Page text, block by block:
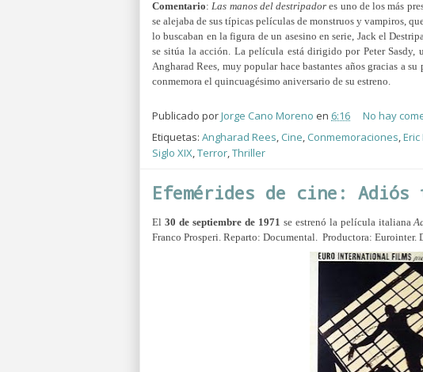
Comentario: Las manos del destripador es uno de los más
se alejaba de sus típicas películas de monstruos y vampiros,
lo buscaban en la figura de un asesino en serie, Jack el
se sitúa la acción. La película está dirigido por Peter
Angharad Rees, muy popular hace bastantes años gracias a
conmemora el quincuagésimo aniversario de su estreno.
Publicado porJorge Cano Moreno en 6:16
No hay
Etiquetas: Angharad Rees, Cine, Conmemoraciones,
Siglo XIX,Terror,Thriller
Efemérides de cine: Adiós
El 30 de septiembre de 1971 se estrenó la película italiana
Franco Prosperi. Reparto: Documental. Productora: Eurointer.